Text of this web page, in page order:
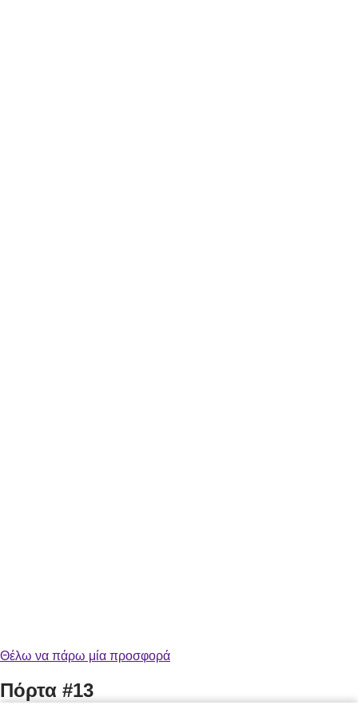
Θέλω να πάρω μία προσφορά
Πόρτα #13